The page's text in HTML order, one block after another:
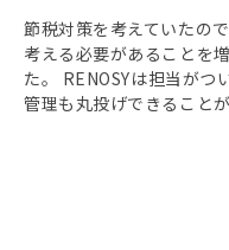
節税対策を考えていたの
考える必要があることを
た。 RENOSYは担当がつ
管理も丸投げできること